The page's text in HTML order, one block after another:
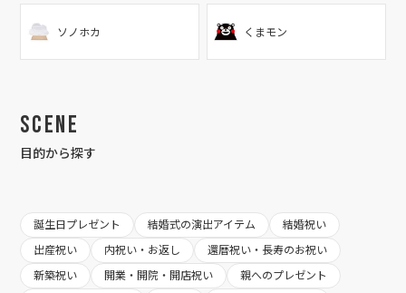
ソノホカ くまモン
Scene
目的から探す
誕生日プレゼント 結婚式の演出アイテム
結婚祝い
出産祝い
内祝い・お返し
還暦祝い・長寿のお祝い
新築祝い
開業・開院・開店祝い
親へのプレゼント